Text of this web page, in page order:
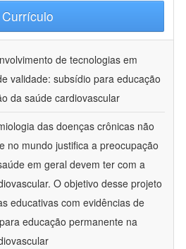
Currículo
de tecnologias em
validade: subsídio para educação
da saúde cardiovascular
das doenças crônicas não
no mundo justifica a preocupação
em geral devem ter com a
O objetivo desse projeto
educativas com evidências de
educação permanente na